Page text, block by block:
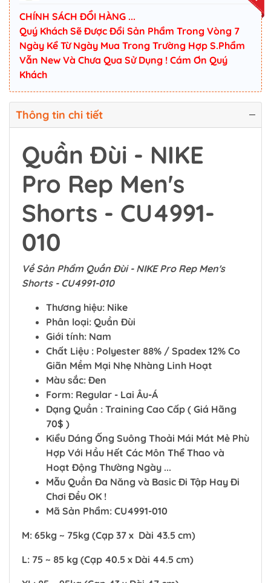
CHÍNH SÁCH ĐỔI HÀNG ...
Quý Khách Sẽ Được Đổi Sản Phẩm Trong Vòng 7
Ngày Kể Từ Ngày Mua Trong Trường Hợp S.Phẩm
Vẫn New Và Chưa Qua Sử Dụng ! Cám Ơn Quý
Khách
Thông tin chi tiết
Quần Đùi - NIKE
Pro Rep Men's
Shorts - CU4991-
010
Về Sản Phẩm Quần Đùi - NIKE Pro Rep Men's
Shorts - CU4991-010
Thương hiệu: Nike
Phân loại: Quần Đùi
Giới tính: Nam
Chất Liệu : Polyester 88% / Spadex 12% Co
Giãn Mềm Mại Nhẹ Nhàng Linh Hoạt
Màu sắc: Đen
Form: Regular - Lai Âu-Á
Dạng Quần : Training Cao Cấp ( Giá Hãng
70$ )
Kiểu Dáng Ống Suông Thoải Mái Mát Mẻ Phù
Hợp Với Hầu Hết Các Môn Thể Thao và
Hoạt Động Thường Ngày ...
Mẫu Quần Đa Năng và Basic Đi Tập Hay Đi
Chơi Đều OK !
Mã Sản Phẩm: CU4991-010
M: 65kg ~ 75kg (Cạp 37 x Dài 43.5 cm)
L: 75 ~ 85 kg (Cạp 40.5 x Dài 44.5 cm)